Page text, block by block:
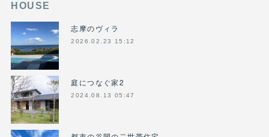
HOUSE
志摩のヴィラ
2026.02.23 15:12
庭につなぐ家2
2024.08.13 05:47